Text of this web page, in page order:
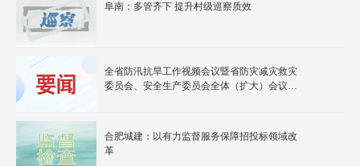
阜南：多管齐下 提升村级巡察质效
全省防汛抗旱工作视频会议暨省防灾减灾救灾
委员会、安全生产委员会全体（扩大）会议召
合肥城建：以有力监督服务保障招投标领域改
革